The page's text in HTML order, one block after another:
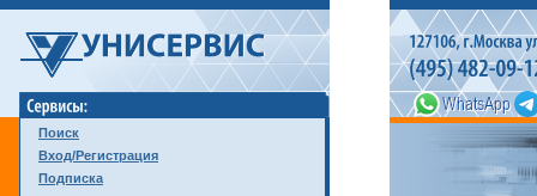
Поиск
Вход/Регистрация
Подписка